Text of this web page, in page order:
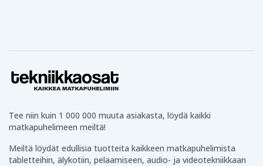
Tee niin kuin 1 000 000 muuta asiakasta, löydä kaikki
matkapuhelimeen meiltä!
Meiltä löydät edullisia tuotteita kaikkeen matkapuhelimista
tabletteihin, älykotiin, pelaamiseen, audio- ja videotekniikkaan